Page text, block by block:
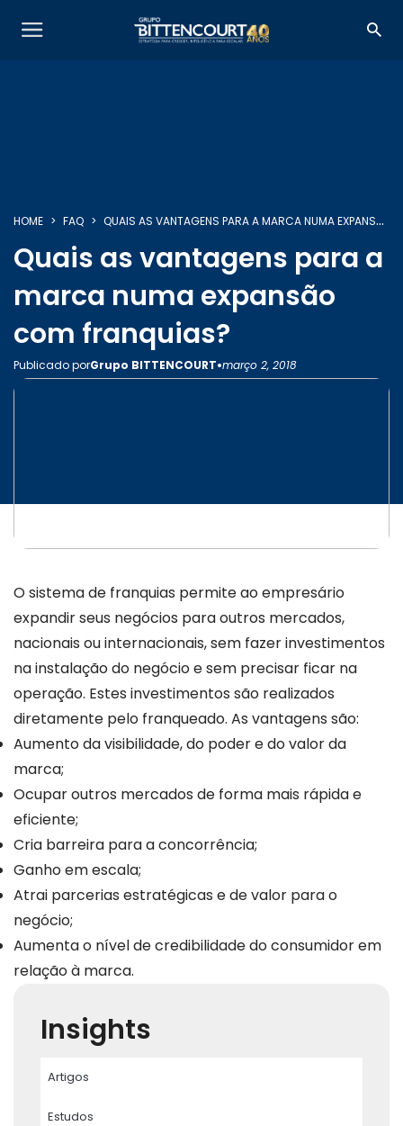
SERVIÇOS
INSIGHTS
HOME FAQ QUAIS AS VANTAGENS PARA A MARCA NUMA EXPANSÃO COM FRANQUIAS?
Quais as vantagens para a
marca numa expansão
com franquias?
Publicado porGrupo BITTENCOURT•março 2, 2018
O sistema de franquias permite ao empresário
expandir seus negócios para outros mercados,
nacionais ou internacionais, sem fazer investimentos
na instalação do negócio e sem precisar ficar na
operação. Estes investimentos são realizados
diretamente pelo franqueado. As vantagens são:
Aumento da visibilidade, do poder e do valor da
marca;
Ocupar outros mercados de forma mais rápida e
eficiente;
Cria barreira para a concorrência;
Ganho em escala;
Atrai parcerias estratégicas e de valor para o
negócio;
Aumenta o nível de credibilidade do consumidor em
relação à marca.
Insights
Artigos
Estudos